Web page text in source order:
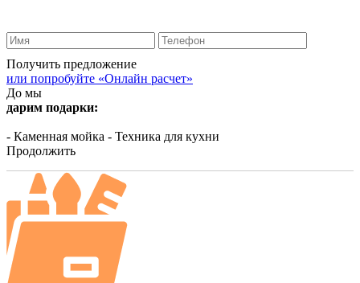
Получить предложение
или попробуйте «Онлайн расчет»
До мы
дарим подарки:
- Каменная мойка - Техника для кухни
Продолжить